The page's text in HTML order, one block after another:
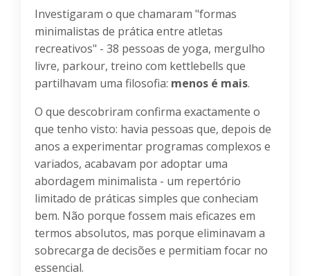
Investigaram o que chamaram "formas
minimalistas de prática entre atletas
recreativos" - 38 pessoas de yoga, mergulho
livre, parkour, treino com kettlebells que
partilhavam uma filosofia: menos é mais.
O que descobriram confirma exactamente o
que tenho visto: havia pessoas que, depois de
anos a experimentar programas complexos e
variados, acabavam por adoptar uma
abordagem minimalista - um repertório
limitado de práticas simples que conheciam
bem. Não porque fossem mais eficazes em
termos absolutos, mas porque eliminavam a
sobrecarga de decisões e permitiam focar no
essencial.